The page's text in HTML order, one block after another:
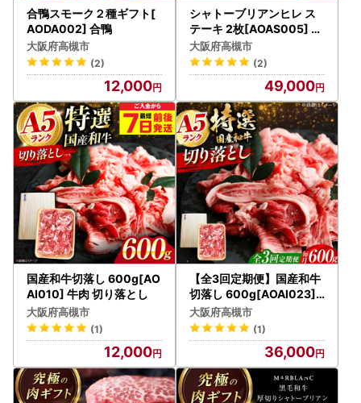
合鴨スモーク２種ギフト[
AODA002] 合鴨
大阪府高槻市
(2)
12,000
シャトーブリアンヒレ ス
テーキ 2枚[AOAS005] シ
ャトーブリアン
大阪府高槻市
(2)
49,000
国産和牛切落し 600g[AO
AI010] 牛肉 切り落とし
大阪府高槻市
(1)
12,000
【全3回定期便】国産和牛
切落し 600g[AOAI023]
牛肉切り落とし
大阪府高槻市
(1)
36,000